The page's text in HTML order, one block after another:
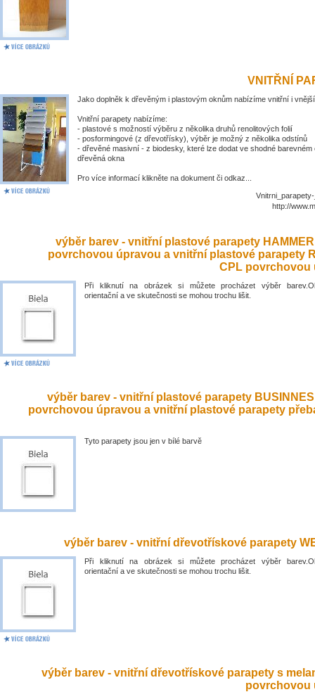
VNITŘNÍ
Jako doplněk k dřevěným i plastovým oknům nabízíme vnitřní i
Vnitřní parapety nabízíme:
- plastové s možností výběru z několika druhů renolitových folií
- posformingové (z dřevotřísky), výběr je možný z několika odstínů
- dřevěné masivní - z biodesky, které lze dodat ve shodné barevném
dřevěná okna
Pro více informací klikněte na dokument či odkaz...
http://
výběr barev - vnitřní plastové parapety
povrchovou úpravou a vnitřní plastové parapety
CPL povrchovou
Při kliknutí na obrázek si můžete procházet výběr
orientační a ve skutečnosti se mohou trochu lišit.
výběr barev - vnitřní plastové parapety
povrchovou úpravou a vnitřní plastové parapety
Tyto parapety jsou jen v bílé barvě
výběr barev - vnitřní dřevotřískové parapety
Při kliknutí na obrázek si můžete procházet výběr
orientační a ve skutečnosti se mohou trochu lišit.
výběr barev - vnitřní dřevotřískové parapety s
povrchovou